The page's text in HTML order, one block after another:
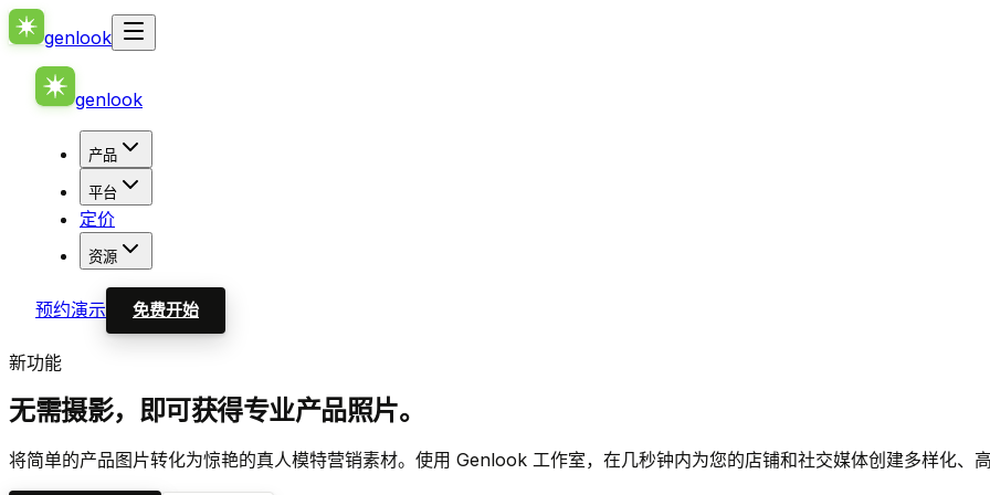
genlook
genlook
产品
平台
定价
资源
预约演示 免费开始
新功能
无需摄影，即可获得专业产品照片。
将简单的产品图片转化为惊艳的真人模特营销素材。使用 Genlook 工作室，在几秒钟内为您的店铺和社交媒体创建多样化、高